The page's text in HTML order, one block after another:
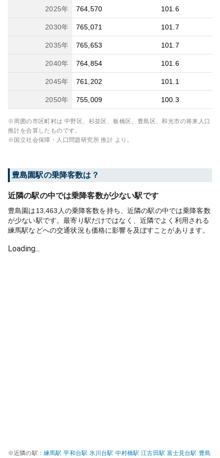
2025年 764,570 101.6
2030年 765,071 101.7
2035年 765,653 101.7
2040年 764,854 101.6
2045年 761,202 101.1
2050年 755,009 100.3
※周囲の市区町村は 中野区、杉並区、板橋区、豊島区、和光市の将来人口
推計を合算したものです。
※国立社会保障・人口問題研究所 推計 より。
豊島園駅の乗降客数は？
近隣の駅の中では乗降客数が少ない駅です
豊島園は13,463人の乗降客数を持ち、近隣の駅の中では乗降客数
が少ない駅です。最寄り駅だけではなく、近隣でよく利用される
練馬駅などへの交通状況も価格に影響を及ぼすことがあります。
Loading...
※近隣の駅： 練馬駅 平和台駅 氷川台駅 中村橋駅 江古田駅 富士見台駅 豊島